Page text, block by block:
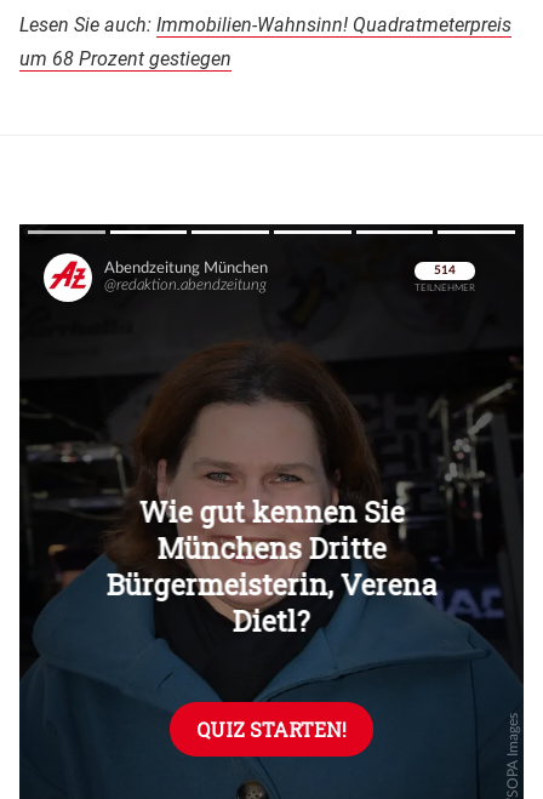
Lesen Sie auch: Immobilien-Wahnsinn! Quadratmeterpreis
um 68 Prozent gestiegen
Überspringen
Überspringen